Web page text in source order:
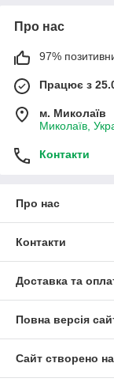
Про нас
97%
Працює з
м. Миколаїв
Миколаїв,
Контакти
Про нас
Контакти
Доставка та
Повна версія
Сайт створено